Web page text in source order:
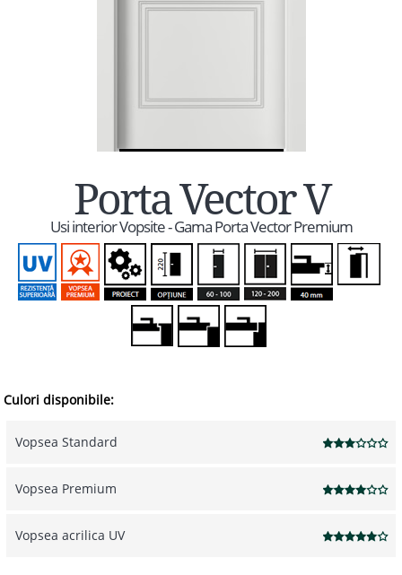
Porta Vector V
Usi interior Vopsite - Gama Porta Vector Premium
Culori disponibile:
Vopsea Standard
Vopsea Premium
Vopsea acrilica UV